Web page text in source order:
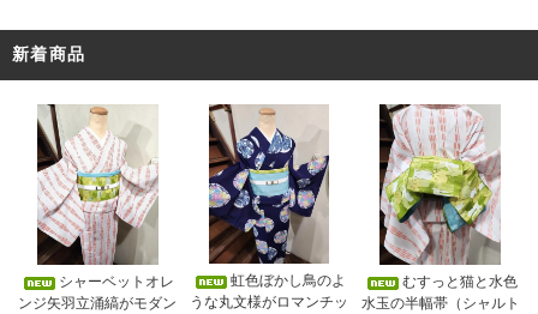
新着商品
シャーベットオレ
ンジ矢羽立涌縞がモダン
虹色ぼかし鳥のよ
うな丸文様がロマンチッ
むすっと猫と水色
水玉の半幅帯（シャルト